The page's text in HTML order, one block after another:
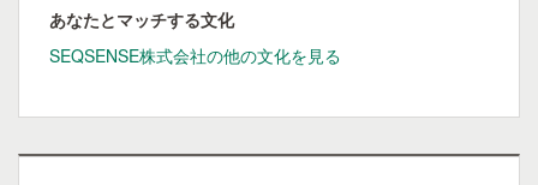
あなたとマッチする文化
SEQSENSE株式会社の他の文化を見る